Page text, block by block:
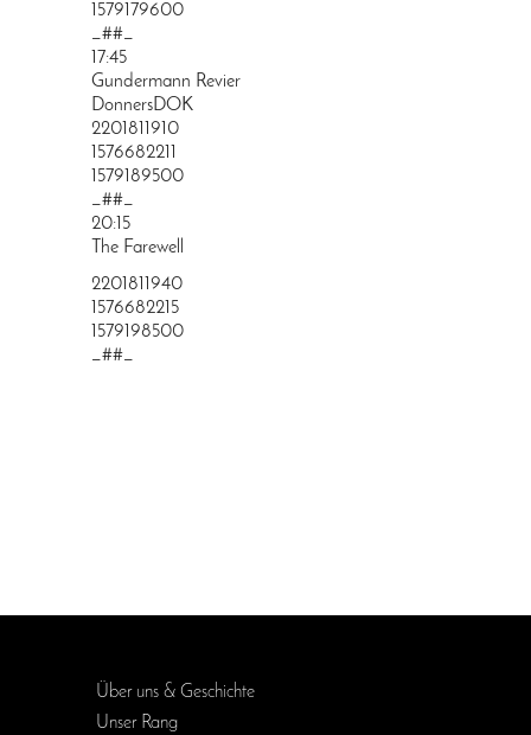
1579179600
_##_
17:45
Gundermann Revier
DonnersDOK
2201811910
1576682211
1579189500
_##_
20:15
The Farewell
2201811940
1576682215
1579198500
_##_
Über uns & Geschichte
Unser Rang